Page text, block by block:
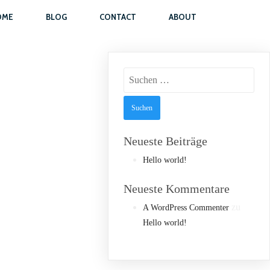
BLOG CONTACT ABOUT
nach:
Neueste Beiträge
Hello world!
Neueste Kommentare
A WordPress Commenter
Hello world!